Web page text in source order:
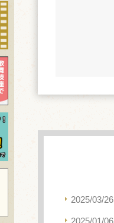
2025/03/26
2025/01/06